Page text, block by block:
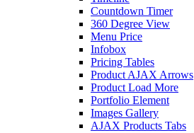
Countdown Timer
360 Degree View
Menu Price
Infobox
Pricing Tables
Product AJAX Arrows
Product Load More
Portfolio Element
Images Gallery
AJAX Products Tabs